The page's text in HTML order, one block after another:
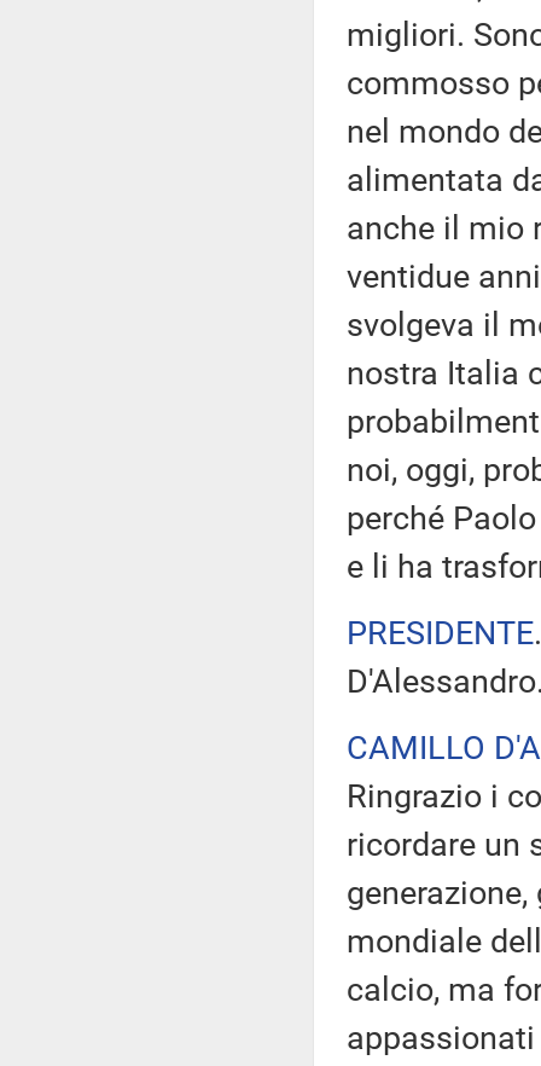
migliori.
commosso
nel mondo
alimentata
anche il mio
ventidue
svolgeva il
nostra Italia
noi, oggi,
perché
e li ha
PRESIDENTE
CAMILLO
Ringrazio i
ricordare un
mondiale
calcio, ma